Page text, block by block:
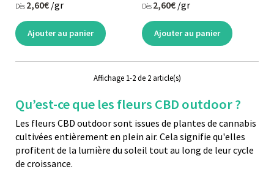
Dès 2,60€ /gr
Ajouter au panier
Dès 2,60€ /gr
Ajouter au panier
Affichage 1-2 de 2 article(s)
Qu’est-ce que les fleurs CBD outdoor ?
Les fleurs CBD outdoor sont issues de plantes de cannabis
cultivées entièrement en plein air. Cela signifie qu'elles
profitent de la lumière du soleil tout au long de leur cycle
de croissance.